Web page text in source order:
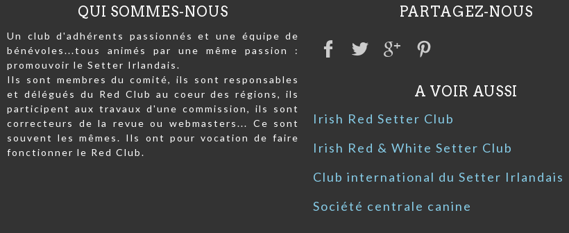
QUI SOMMES-NOUS
Un club d'adhérents passionnés et une équipe de
bénévoles...tous animés par une même passion :
promouvoir le Setter Irlandais.
Ils sont membres du comité, ils sont responsables
et délégués du Red Club au coeur des régions, ils
participent aux travaux d'une commission, ils sont
correcteurs de la revue ou webmasters... Ce sont
souvent les mêmes. Ils ont pour vocation de faire
fonctionner le Red Club.
PARTAGEZ-NOUS
A VOIR AUSSI
Irish Red Setter Club
Irish Red & White Setter Club
Club international du Setter Irlandais
Société centrale canine